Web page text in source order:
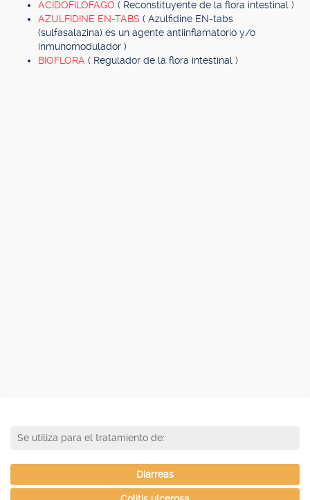
ACIDOFILOFAGO ( Reconstituyente de la flora intestinal )
AZULFIDINE EN-TABS ( Azulfidine EN-tabs
(sulfasalazina) es un agente antiinflamatorio y/o
inmunomodulador )
BIOFLORA ( Regulador de la flora intestinal )
Se utiliza para el tratamiento de:
Diarreas